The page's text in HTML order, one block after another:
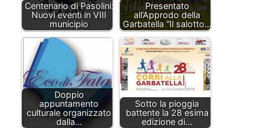
Centenario di Pasolini:
Nuovi eventi in VIII
municipio
Presentato
all’Approdo della
Garbatella “Il salotto…
Doppio
appuntamento
culturale organizzato
dalla…
Sotto la pioggia
battente la 28 esima
edizione di…